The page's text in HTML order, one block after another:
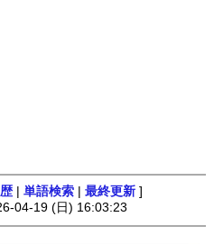
単語検索 最終更新 ]
04-19 (日) 16:03:23